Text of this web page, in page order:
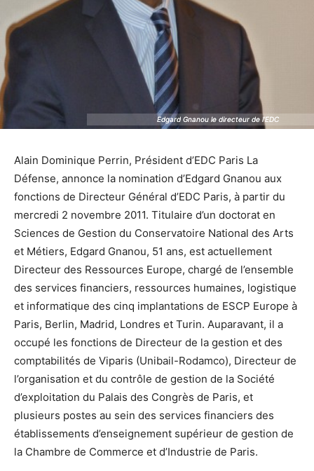
Edgard Gnanou le directeur de l'EDC
Edgard Gnanou le directeur de l'EDC
Alain Dominique Perrin, Président d’EDC Paris La
Défense, annonce la nomination d’Edgard Gnanou aux
fonctions de Directeur Général d’EDC Paris, à partir du
mercredi 2 novembre 2011. Titulaire d’un doctorat en
Sciences de Gestion du Conservatoire National des Arts
et Métiers, Edgard Gnanou, 51 ans, est actuellement
Directeur des Ressources Europe, chargé de l’ensemble
des services financiers, ressources humaines, logistique
et informatique des cinq implantations de ESCP Europe à
Paris, Berlin, Madrid, Londres et Turin. Auparavant, il a
occupé les fonctions de Directeur de la gestion et des
comptabilités de Viparis (Unibail-Rodamco), Directeur de
l’organisation et du contrôle de gestion de la Société
d’exploitation du Palais des Congrès de Paris, et
plusieurs postes au sein des services financiers des
établissements d’enseignement supérieur de gestion de
la Chambre de Commerce et d’Industrie de Paris.